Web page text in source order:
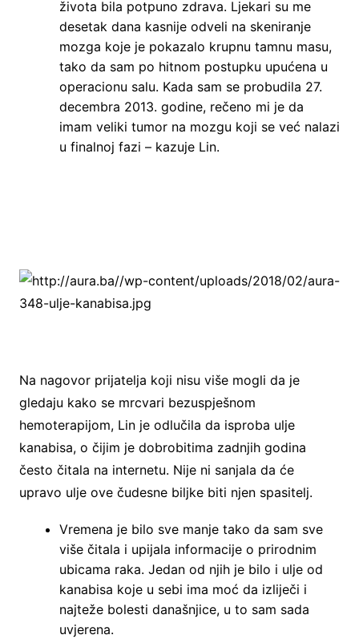
života bila potpuno zdrava. Ljekari su me
desetak dana kasnije odveli na skeniranje
mozga koje je pokazalo krupnu tamnu masu,
tako da sam po hitnom postupku upućena u
operacionu salu. Kada sam se probudila 27.
decembra 2013. godine, rečeno mi je da
imam veliki tumor na mozgu koji se već nalazi
u finalnoj fazi – kazuje Lin.
Na nagovor prijatelja koji nisu više mogli da je
gledaju kako se mrcvari bezuspješnom
hemoterapijom, Lin je odlučila da isproba ulje
kanabisa, o čijim je dobrobitima zadnjih godina
često čitala na internetu. Nije ni sanjala da će
upravo ulje ove čudesne biljke biti njen spasitelj.
Vremena je bilo sve manje tako da sam sve
više čitala i upijala informacije o prirodnim
ubicama raka. Jedan od njih je bilo i ulje od
kanabisa koje u sebi ima moć da izliječi i
najteže bolesti današnjice, u to sam sada
uvjerena.